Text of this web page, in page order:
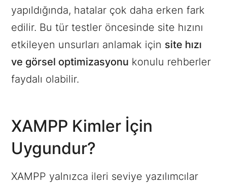
yapıldığında, hatalar çok daha erken fark
edilir. Bu tür testler öncesinde site hızını
etkileyen unsurları anlamak için site hızı
ve görsel optimizasyonu konulu rehberler
faydalı olabilir.
XAMPP Kimler İçin
Uygundur?
XAMPP yalnızca ileri seviye yazılımcılar